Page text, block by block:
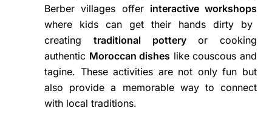
Berber villages offer interactive workshops
where kids can get their hands dirty by
creating traditional potteryor cooking
authentic Moroccan dishes like couscous and
tagine. These activities are not only fun but
also provide a memorable way to connect
with local traditions.